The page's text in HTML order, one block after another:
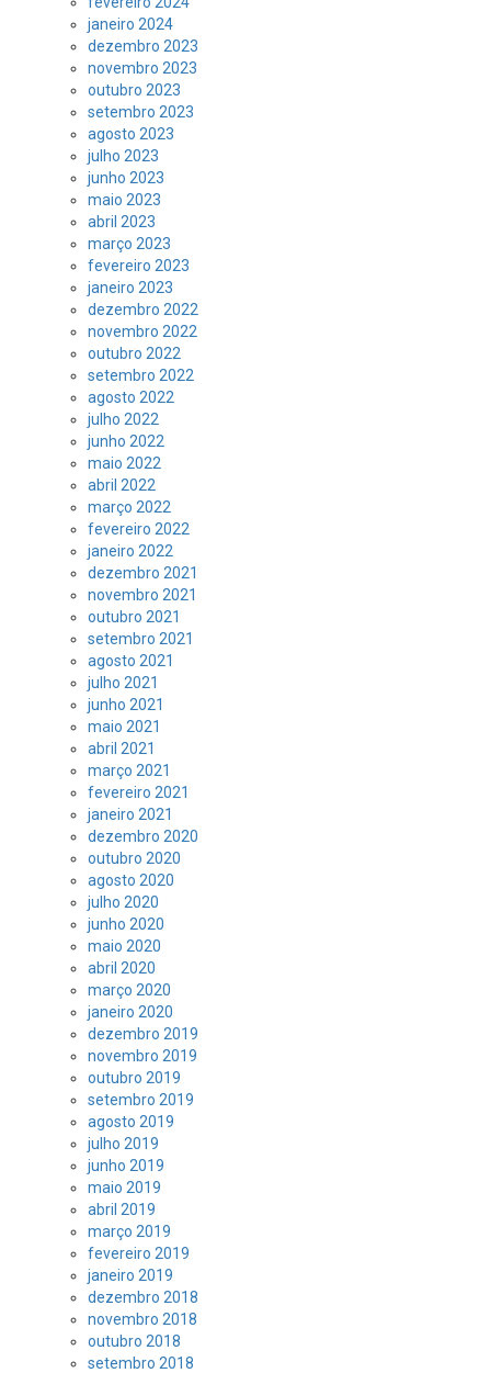
janeiro 2024
dezembro 2023
novembro 2023
outubro 2023
setembro 2023
agosto 2023
julho 2023
junho 2023
maio 2023
abril 2023
março 2023
fevereiro 2023
janeiro 2023
dezembro 2022
novembro 2022
outubro 2022
setembro 2022
agosto 2022
julho 2022
junho 2022
maio 2022
abril 2022
março 2022
fevereiro 2022
janeiro 2022
dezembro 2021
novembro 2021
outubro 2021
setembro 2021
agosto 2021
julho 2021
junho 2021
maio 2021
abril 2021
março 2021
fevereiro 2021
janeiro 2021
dezembro 2020
outubro 2020
agosto 2020
julho 2020
junho 2020
maio 2020
abril 2020
março 2020
janeiro 2020
dezembro 2019
novembro 2019
outubro 2019
setembro 2019
agosto 2019
julho 2019
junho 2019
maio 2019
abril 2019
março 2019
fevereiro 2019
janeiro 2019
dezembro 2018
novembro 2018
outubro 2018
setembro 2018